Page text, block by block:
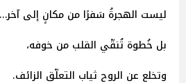
ليست الهجرةُ سَفرًا من مكانٍ إلى آخر…
بل خُطوة تُنقّي القلب من خوفه،
وتخلع عن الروح ثياب التعلّق الزائف.